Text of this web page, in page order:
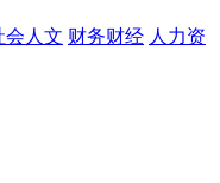
会人文 财务财经 人力资